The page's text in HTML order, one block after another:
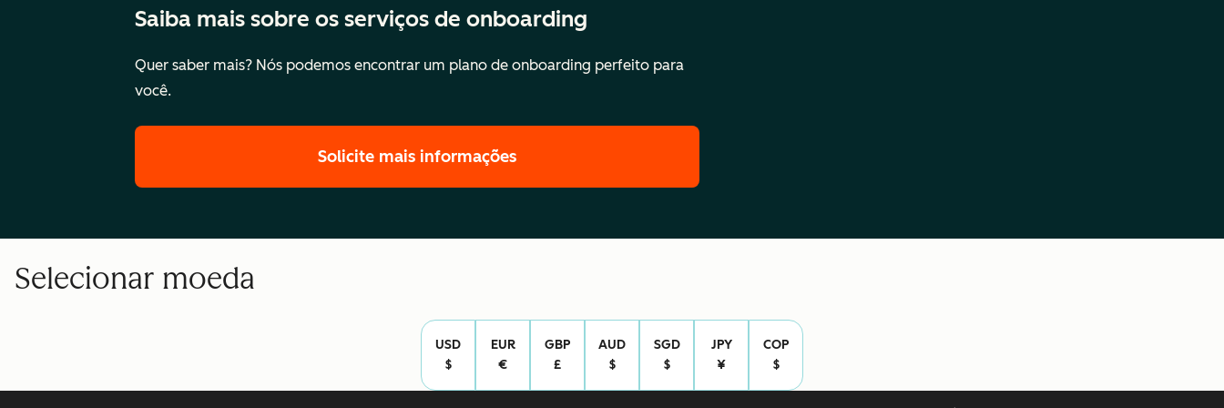
Saiba mais sobre os serviços de onboarding
Quer saber mais? Nós podemos encontrar um plano de onboarding perfeito para
você.
Solicite mais informações
Selecionar moeda
USD
$
EUR
€
GBP
£
AUD
$
SGD
$
JPY
¥
COP
$